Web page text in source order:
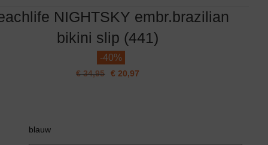
NIGHTSKY embr.brazilian
bikini slip (441)
-40%
€34,95 € 20,97
blauw